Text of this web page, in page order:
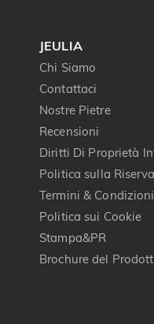
JEULIA
Chi Siamo
Contattaci
Nostre Pietre
Recensioni
Diritti Di Proprietà
Politica sulla
Termini & Condizioni
Politica sui Cookie
Stampa&PR
Brochure del